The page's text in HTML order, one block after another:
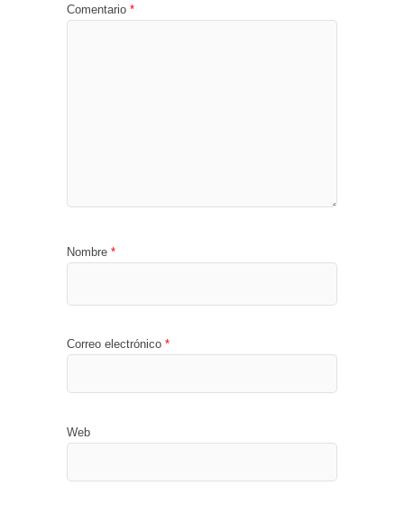
Comentario *
Nombre *
Correo electrónico *
Web